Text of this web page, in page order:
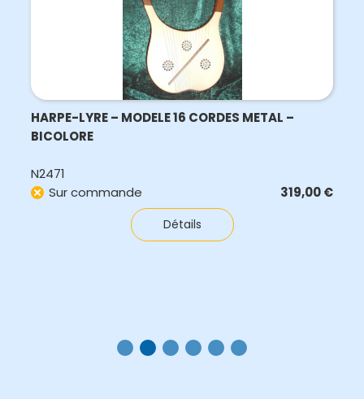
HARPE-LYRE – MODELE 16 CORDES METAL –
BICOLORE
N2471
Sur commande
319,00€
Détails